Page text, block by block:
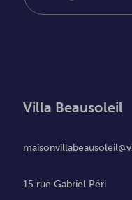
Villa Beausoleil
15 rue Gabriel Péri